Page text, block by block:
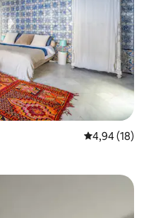
Μέση
4,94 (18)